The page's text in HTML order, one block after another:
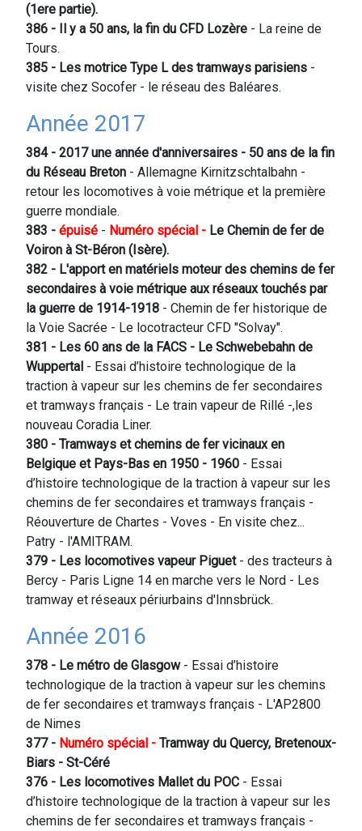
(1ere partie).
386 - Il y a 50 ans, la fin du CFD Lozère - La reine de
Tours.
385 - Les motrice Type L des tramways parisiens -
visite chez Socofer - le réseau des Baléares.
Année 2017
384 - 2017 une année d'anniversaires - 50 ans de la fin
du Réseau Breton - Allemagne Kirnitzschtalbahn -
retour les locomotives à voie métrique et la première
guerre mondiale.
383 - épuisé - Numéro spécial - Le Chemin de fer de
Voiron à St-Béron (Isère).
382 - L'apport en matériels moteur des chemins de fer
secondaires à voie métrique aux réseaux touchés par
la guerre de 1914-1918 - Chemin de fer historique de
la Voie Sacrée - Le locotracteur CFD "Solvay".
381 - Les 60 ans de la FACS - Le Schwebebahn de
Wuppertal - Essai d’histoire technologique de la
traction à vapeur sur les chemins de fer secondaires
et tramways français - Le train vapeur de Rillé -,les
nouveau Coradia Liner.
380 - Tramways et chemins de fer vicinaux en
Belgique et Pays-Bas en 1950 - 1960 - Essai
d’histoire technologique de la traction à vapeur sur les
chemins de fer secondaires et tramways français -
Réouverture de Chartes - Voves - En visite chez...
Patry - l'AMITRAM.
379 - Les locomotives vapeur Piguet- des tracteurs à
Bercy - Paris Ligne 14 en marche vers le Nord - Les
tramway et réseaux périurbains d'Innsbrück.
Année 2016
378 - Le métro de Glasgow- Essai d’histoire
technologique de la traction à vapeur sur les chemins
de fer secondaires et tramways français - L'AP2800
de Nimes
377 - Numéro spécial - Tramway du Quercy, Bretenoux-
Biars - St-Céré
376 - Les locomotives Mallet du POC - Essai
d’histoire technologique de la traction à vapeur sur les
chemins de fer secondaires et tramways français -